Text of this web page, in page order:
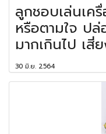
ลูกชอบเล่นเค
หรือตามใจ ปล่
มากเกินไป เสี่
30 มิ.ย. 2564